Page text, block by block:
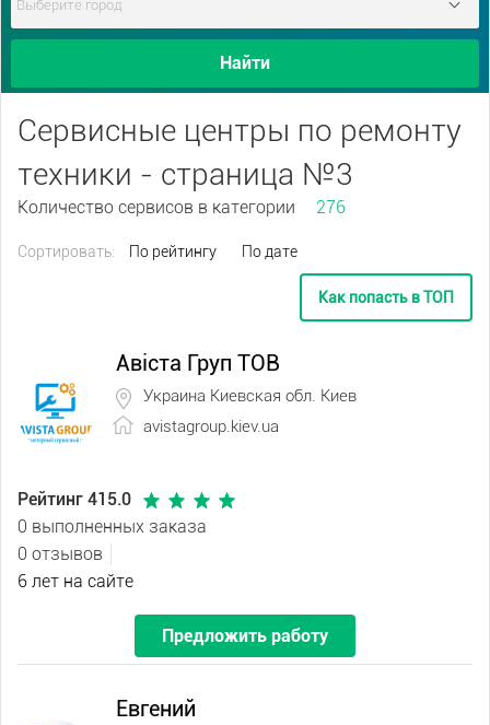
Найти
Сервисные центры по ремонту
техники - страница №3
Количество сервисов в категории 276
Сортировать: По рейтингу По дате
Как попасть в ТОП
Авіста Груп ТОВ
Украина Киевская обл. Киев
avistagroup.kiev.ua
Рейтинг 415.0
0 выполненных заказа
0 отзывов
6 лет на сайте
Предложить работу
Евгений